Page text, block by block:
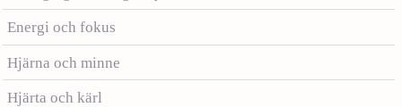
Energi och fokus
Hjärna och minne
Hjärta och kärl